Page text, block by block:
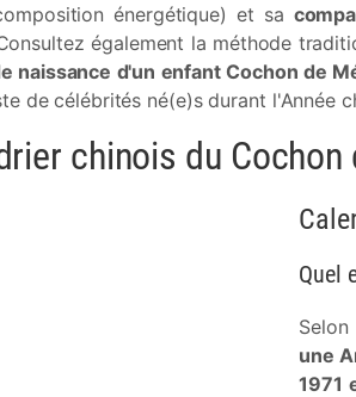
énergétique) et sa
également la méthode
naissance d'un enfant Cochon de
de célébrités né(e)s durant l'Année
chinois du Cochon
Quel
une
1971